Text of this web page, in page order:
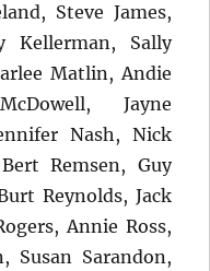
Steve James,
Kellerman, Sally
Matlin, Andie
Jayne
Nash, Nick
Remsen, Guy
Reynolds, Jack
Annie Ross,
Susan Sarandon,